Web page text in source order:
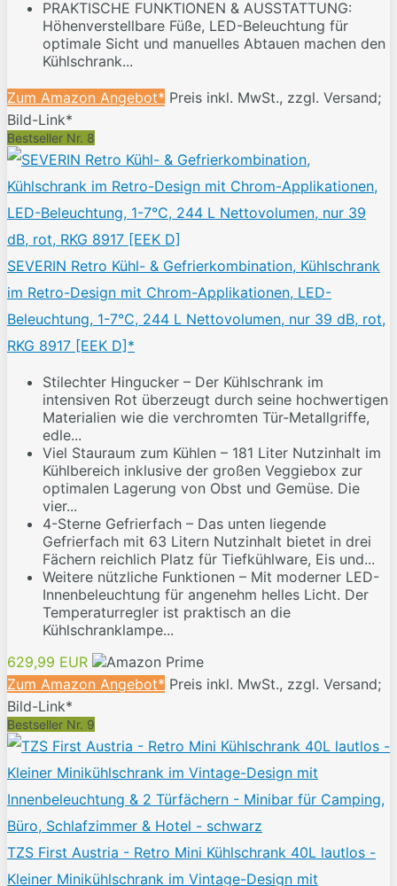
PRAKTISCHE FUNKTIONEN & AUSSTATTUNG:
Höhenverstellbare Füße, LED-Beleuchtung für
optimale Sicht und manuelles Abtauen machen den
Kühlschrank...
Zum Amazon Angebot* Preis inkl. MwSt., zzgl. Versand;
Bild-Link*
Bestseller Nr. 8
SEVERIN Retro Kühl- & Gefrierkombination, Kühlschrank
im Retro-Design mit Chrom-Applikationen, LED-
Beleuchtung, 1-7°C, 244 L Nettovolumen, nur 39 dB, rot,
RKG 8917 [EEK D]*
Stilechter Hingucker – Der Kühlschrank im
intensiven Rot überzeugt durch seine hochwertigen
Materialien wie die verchromten Tür-Metallgriffe,
edle...
Viel Stauraum zum Kühlen – 181 Liter Nutzinhalt im
Kühlbereich inklusive der großen Veggiebox zur
optimalen Lagerung von Obst und Gemüse. Die
vier...
4-Sterne Gefrierfach – Das unten liegende
Gefrierfach mit 63 Litern Nutzinhalt bietet in drei
Fächern reichlich Platz für Tiefkühlware, Eis und...
Weitere nützliche Funktionen – Mit moderner LED-
Innenbeleuchtung für angenehm helles Licht. Der
Temperaturregler ist praktisch an die
Kühlschranklampe...
629,99 EUR
Zum Amazon Angebot* Preis inkl. MwSt., zzgl. Versand;
Bild-Link*
Bestseller Nr. 9
TZS First Austria - Retro Mini Kühlschrank 40L lautlos -
Kleiner Minikühlschrank im Vintage-Design mit